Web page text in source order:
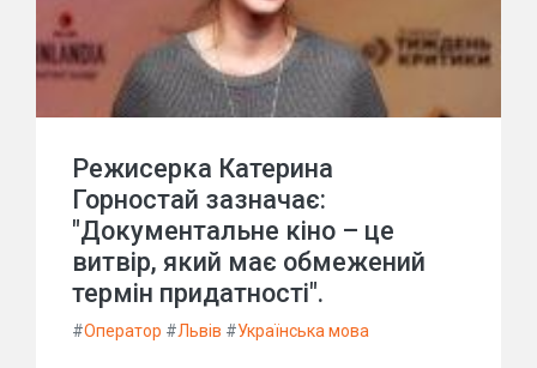
Режисерка Катерина
Горностай зазначає:
"Документальне кіно – це
витвір, який має обмежений
термін придатності".
#Оператор #Львів #Українська мова